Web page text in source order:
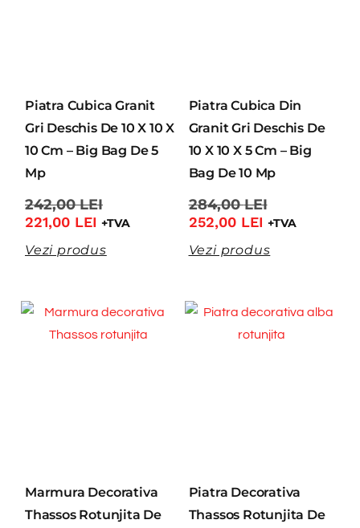
Piatra Cubica Granit
Gri Deschis De 10 X 10 X
10 Cm – Big Bag De 5
Mp
242,00LEI
221,00 LEI +TVA
Vezi produs
Piatra Cubica Din
Granit Gri Deschis De
10 X 10 X 5 Cm – Big
Bag De 10 Mp
284,00LEI
252,00 LEI +TVA
Vezi produs
Marmura Decorativa
Thassos Rotunjita De
Piatra Decorativa
Thassos Rotunjita De